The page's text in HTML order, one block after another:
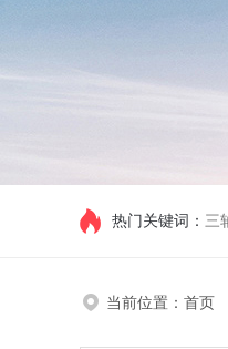
热门关键词： 三
当前位置： 首页